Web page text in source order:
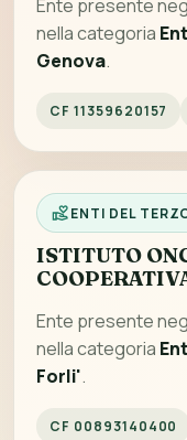
Ente presente
nella categoria
Genova.
CF 11359620157
ENTI DEL
ISTITUTO
Ente presente
nella categoria
Forli'.
CF 00893140400